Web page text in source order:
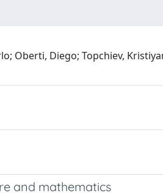
Oberti, Diego; Topchiev,
and mathematics